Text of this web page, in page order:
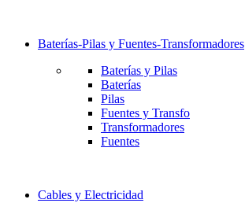
Baterías-Pilas y Fuentes-Transformadores
Baterías y Pilas
Baterías
Pilas
Fuentes y Transfo
Transformadores
Fuentes
Cables y Electricidad